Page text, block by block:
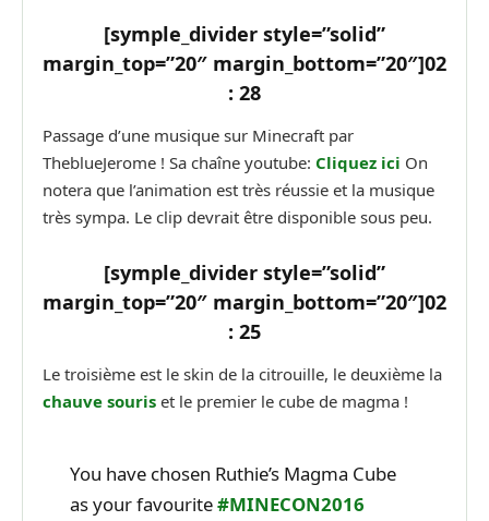
[symple_divider style=”solid”
margin_top=”20″ margin_bottom=”20″]02
: 28
Passage d’une musique sur Minecraft par
TheblueJerome ! Sa chaîne youtube: Cliquez ici On
notera que l’animation est très réussie et la musique
très sympa. Le clip devrait être disponible sous peu.
[symple_divider style=”solid”
margin_top=”20″ margin_bottom=”20″]02
: 25
Le troisième est le skin de la citrouille, le deuxième la
chauve souris et le premier le cube de magma !
You have chosen Ruthie’s Magma Cube
as your favourite#MINECON2016